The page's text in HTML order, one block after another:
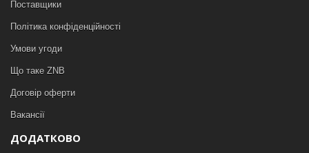
Поставщики
Політика конфіденційності
Умови угоди
Що таке ZNB
Договір оферти
Вакансії
ДОДАТКОВО